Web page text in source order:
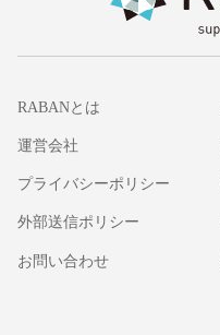
RABANとは
運営会社
プライバシーポリシー
外部送信ポリシー
お問い合わせ